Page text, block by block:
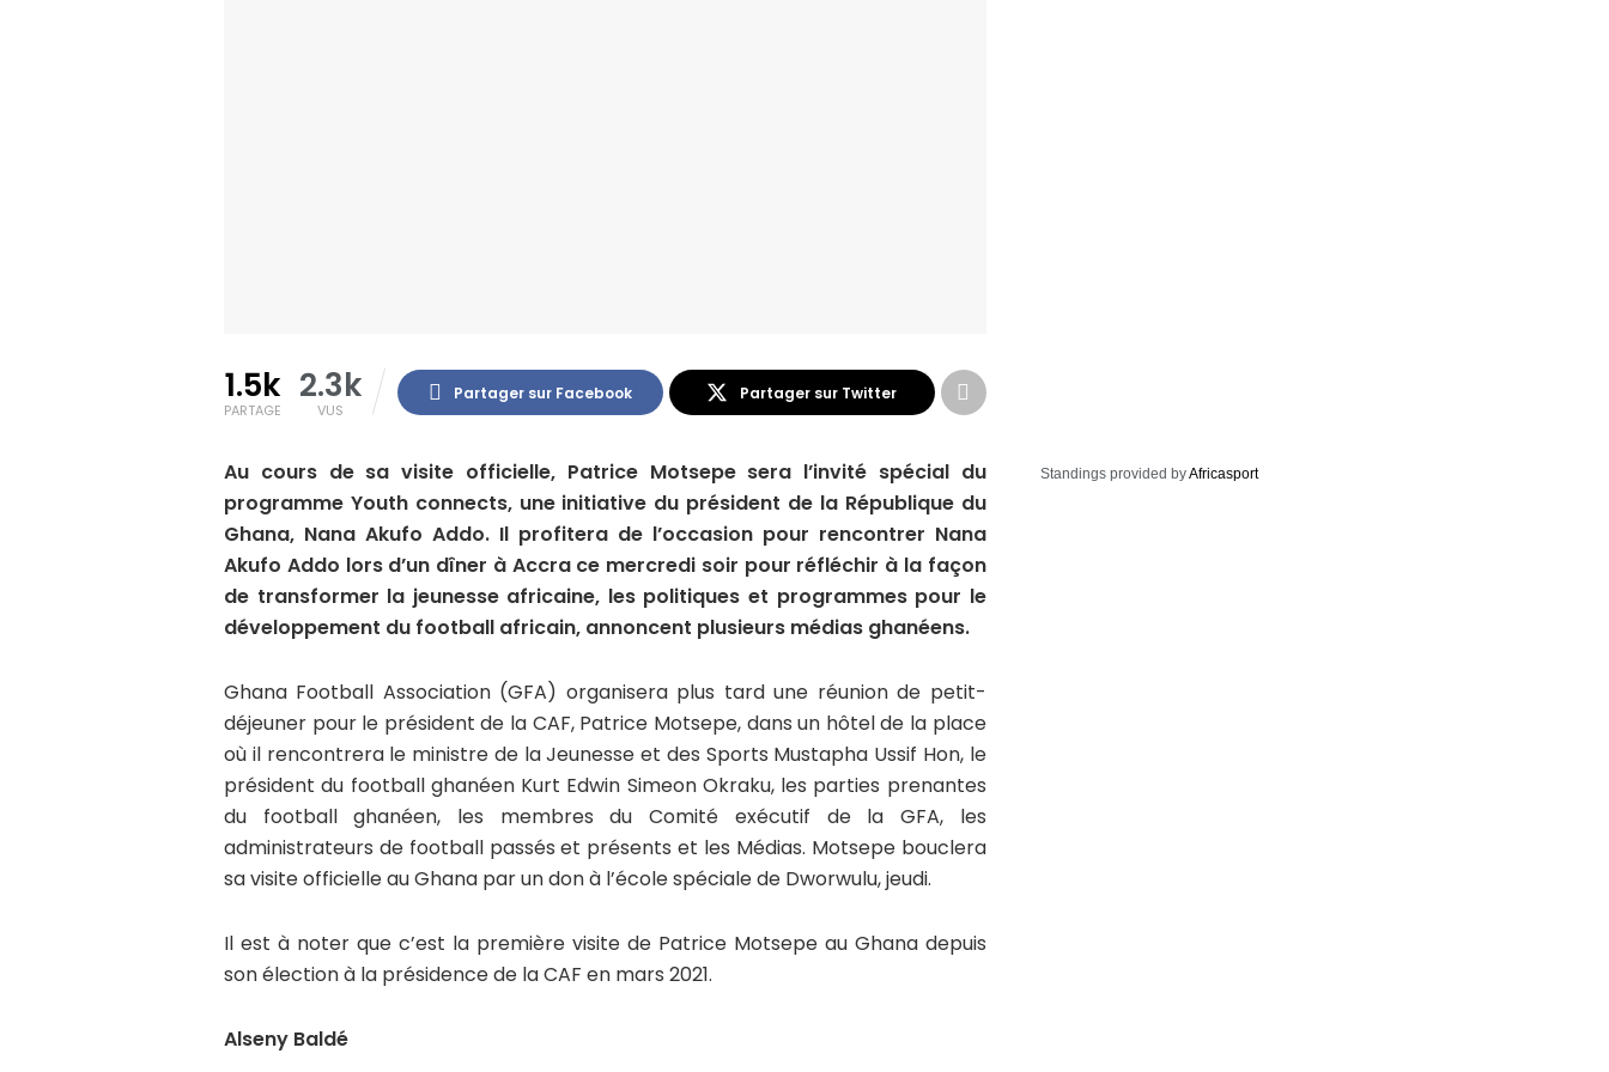
1.5k
PARTAGE
2.3k
VUS
Partager sur Facebook Partager sur Twitter
Au cours de sa visite officielle, Patrice Motsepe sera l’invité spécial du
programme Youth connects, une initiative du président de la République du
Ghana, Nana Akufo Addo. Il profitera de l’occasion pour rencontrer Nana
Akufo Addo lors d’un dîner à Accra ce mercredi soir pour réfléchir à la façon
de transformer la jeunesse africaine, les politiques et programmes pour le
développement du football africain, annoncent plusieurs médias ghanéens.
Ghana Football Association (GFA) organisera plus tard une réunion de petit-
déjeuner pour le président de la CAF, Patrice Motsepe, dans un hôtel de la place
où il rencontrera le ministre de la Jeunesse et des Sports Mustapha Ussif Hon, le
président du football ghanéen Kurt Edwin Simeon Okraku, les parties prenantes
du football ghanéen, les membres du Comité exécutif de la GFA, les
administrateurs de football passés et présents et les Médias. Motsepe bouclera
sa visite officielle au Ghana par un don à l’école spéciale de Dworwulu, jeudi.
Il est à noter que c’est la première visite de Patrice Motsepe au Ghana depuis
son élection à la présidence de la CAF en mars 2021.
Alseny Baldé
Standings provided byAfricasport